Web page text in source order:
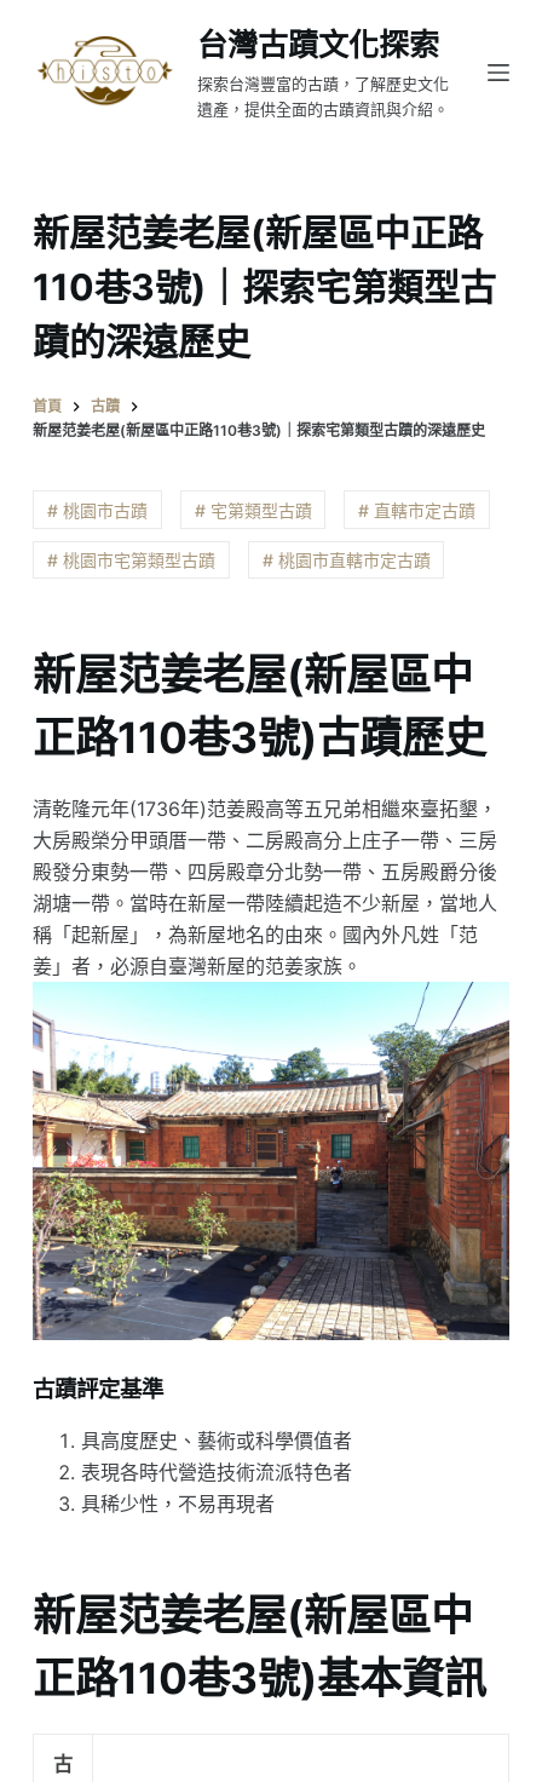
至
台灣古蹟文化探索
探索台灣豐富的古蹟，了解歷史文化
遺產，提供全面的古蹟資訊與介紹。
新屋范姜老屋(新屋區中正路
110巷3號)｜探索宅第類型古
蹟的深遠歷史
首頁
古蹟
新屋范姜老屋(新屋區中正路110巷3號)｜探索宅第類型古蹟的深遠歷史
# 桃園市古蹟 # 宅第類型古蹟 # 直轄市定古蹟
# 桃園市宅第類型古蹟 # 桃園市直轄市定古蹟
新屋范姜老屋(新屋區中
正路110巷3號)古蹟歷史
清乾隆元年(1736年)范姜殿高等五兄弟相繼來臺拓墾，
大房殿榮分甲頭厝一帶、二房殿高分上庄子一帶、三房
殿發分東勢一帶、四房殿章分北勢一帶、五房殿爵分後
湖塘一帶。當時在新屋一帶陸續起造不少新屋，當地人
稱「起新屋」，為新屋地名的由來。國內外凡姓「范
姜」者，必源自臺灣新屋的范姜家族。
古蹟評定基準
具高度歷史、藝術或科學價值者
表現各時代營造技術流派特色者
具稀少性，不易再現者
新屋范姜老屋(新屋區中
正路110巷3號)基本資訊
古